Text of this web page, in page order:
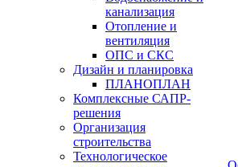
канализация
Отопление и
вентиляция
ОПС и СКС
Дизайн и планировка
ПЛАНОПЛАН
Комплексные САПР-
решения
Организация
строительства
Технологическое